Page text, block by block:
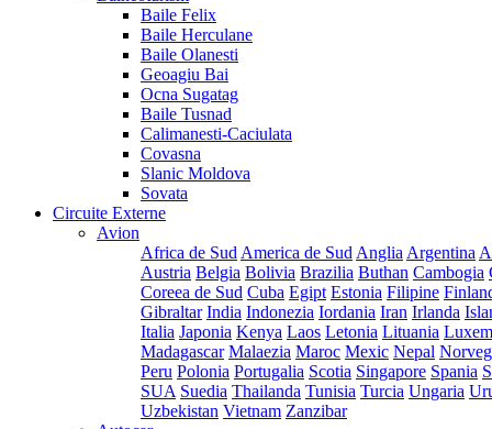
Baile Felix
Baile Herculane
Baile Olanesti
Geoagiu Bai
Ocna Sugatag
Baile Tusnad
Calimanesti-Caciulata
Covasna
Slanic Moldova
Sovata
Circuite Externe
Avion
Africa de Sud America de Sud Anglia Argentina
Austria Belgia Bolivia Brazilia Buthan Cambogia
Coreea de Sud Cuba Egipt Estonia Filipine
Gibraltar India Indonezia Iordania Iran Irlanda
Italia Japonia Kenya Laos Letonia Lituania
Madagascar Malaezia Maroc Mexic Nepal
Peru Polonia Portugalia Scotia Singapore Spania
SUA Suedia Thailanda Tunisia Turcia Ungaria
Uzbekistan Vietnam Zanzibar